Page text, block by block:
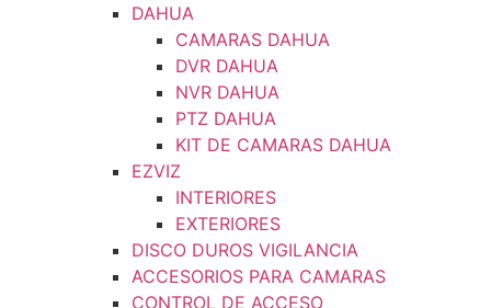
DAHUA
CAMARAS DAHUA
DVR DAHUA
NVR DAHUA
PTZ DAHUA
KIT DE CAMARAS DAHUA
EZVIZ
INTERIORES
EXTERIORES
DISCO DUROS VIGILANCIA
ACCESORIOS PARA CAMARAS
CONTROL DE ACCESO